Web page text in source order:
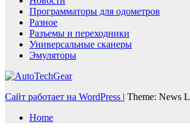
Программаторы для одометров
Разное
Разъемы и переходники
Универсальные сканеры
Эмуляторы
Сайт работает на WordPress | Theme: News
Home